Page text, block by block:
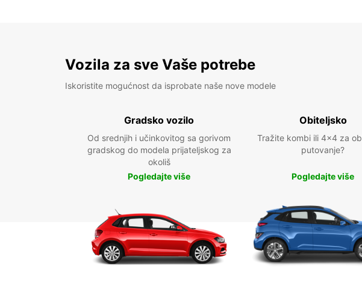
Vozila za sve Vaše potrebe
Iskoristite mogućnost da isprobate naše nove modele
Gradsko vozilo
Od srednjih i učinkovitog sa gorivom
gradskog do modela prijateljskog za
okoliš
Pogledajte više
Obiteljsko
Tražite kombi ili 4x4 za
putovanje?
Pogledajte više